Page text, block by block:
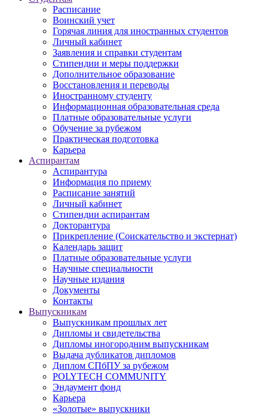
Расписание
Воинский учет
Горячая линия для иностранных студентов
Личный кабинет
Заявления и справки студентам
Стипендии и меры поддержки
Дополнительное образование
Восстановления и переводы
Иностранному студенту
Информационная образовательная среда
Платные образовательные услуги
Обучение за рубежом
Практическая подготовка
Карьера
Аспирантам
Аспирантура
Информация по приему
Расписание занятий
Личный кабинет
Стипендии аспирантам
Докторантура
Прикрепление (Соискательство и экстернат)
Календарь защит
Платные образовательные услуги
Научные специальности
Научные издания
Документы
Контакты
Выпускникам
Выпускникам прошлых лет
Дипломы и свидетельства
Дипломы иногородним выпускникам
Выдача дубликатов дипломов
Диплом СПбПУ за рубежом
POLYTECH COMMUNITY
Эндаумент фонд
Карьера
«Золотые» выпускники